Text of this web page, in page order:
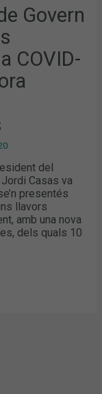
Govern
COVID-
del
Casas va
presentés
llavors
amb una nova
dels quals 10